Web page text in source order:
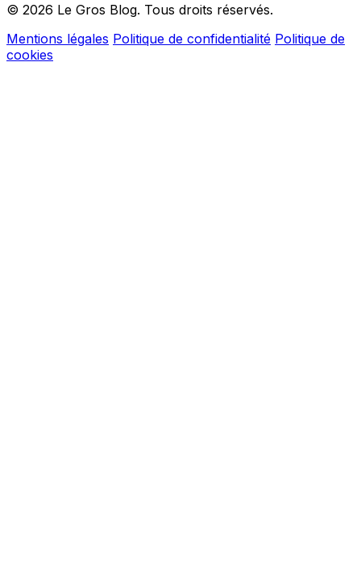
© 2026 Le Gros Blog. Tous droits réservés.
Mentions légales Politique de confidentialité Politique de
cookies